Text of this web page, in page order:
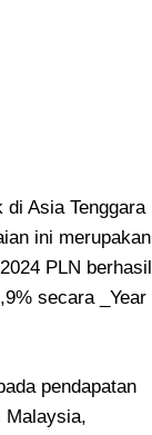
Asia Tenggara
ini merupakan
PLN berhasil
secara _Year
pendapatan
Malaysia,